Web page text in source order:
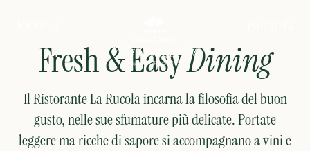
Fresh & EasyDining
Il Ristorante La Rucola incarna la filosofia del buon
gusto, nelle sue sfumature più delicate. Portate
leggere ma ricche di sapore si accompagnano a vini e